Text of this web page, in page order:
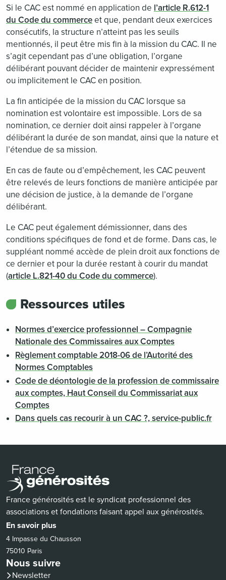
Si le CAC est nommé en application de l’article R.612-1
du Code du commerceet que, pendant deux exercices
consécutifs, la structure n’atteint pas les seuils
mentionnés, il peut être mis fin à la mission du CAC. Il ne
s’agit cependant pas d’une obligation, l’organe
délibérant pouvant décider de maintenir expressément
ou implicitement le CAC en position.
La fin anticipée de la mission du CAC lorsque sa
nomination est volontaire est impossible. Lors de sa
nomination, ce dernier doit ainsi rappeler à l’organe
délibérant la durée de son mandat, ainsi que la nature et
l’étendue de sa mission.
En cas de faute ou d’empêchement, les CAC peuvent
être relevés de leurs fonctions de manière anticipée par
une décision de justice, à la demande de l’organe
délibérant.
Le CAC peut également démissionner, dans des
conditions spécifiques de fond et de forme. Dans cas, le
suppléant nommé accède de plein droit aux fonctions de
ce dernier et pour la durée restant à courir du mandat
(article L.821-40 du Code du commerce).
Ressources utiles
Normes d’exercice professionnel – Compagnie
Nationale des Commissaires aux Comptes
Règlement comptable 2018-06 de l’Autorité des
Normes Comptables
Code de déontologie de la profession de commissaire
aux comptes, Haut Conseil du Commissariat aux
Comptes
Dans quels cas recourir à un CAC ?, service-public.fr
France générosités est le syndicat professionnel des
associations et fondations faisant appel aux générosités.
En savoir plus
4 Impasse du Chausson
75010 Paris
Nous suivre
Newsletter